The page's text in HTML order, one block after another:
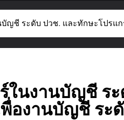
ญชี ระดับ ปวช. และทักษะโปรแ
ในงานบัญชี ร
องานบัญชี ระ